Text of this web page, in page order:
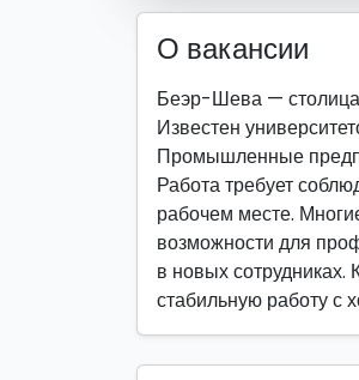
О вакансии
Беэр-Шева — столица
Известен
Промышленные
Работа требует
рабочем месте.
возможности для
в новых сотрудниках.
стабильную работу с